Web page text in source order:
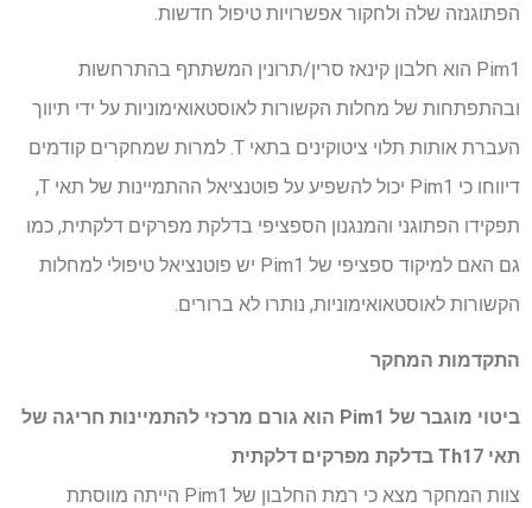
הפתוגנזה שלה ולחקור אפשרויות טיפול חדשות.
Pim1 הוא חלבון קינאז סרין/תרונין המשתתף בהתרחשות
ובהתפתחות של מחלות הקשורות לאוסטאואימוניות על ידי תיווך
העברת אותות תלוי ציטוקינים בתאי T. למרות שמחקרים קודמים
דיווחו כי Pim1 יכול להשפיע על פוטנציאל ההתמיינות של תאי T,
תפקידו הפתוגני והמנגנון הספציפי בדלקת מפרקים דלקתית, כמו
גם האם למיקוד ספציפי של Pim1 יש פוטנציאל טיפולי למחלות
הקשורות לאוסטאואימוניות, נותרו לא ברורים.
התקדמות המחקר
ביטוי מוגבר של Pim1 הוא גורם מרכזי להתמיינות חריגה של
תאי Th17 בדלקת מפרקים דלקתית
צוות המחקר מצא כי רמת החלבון של Pim1 הייתה מווסתת